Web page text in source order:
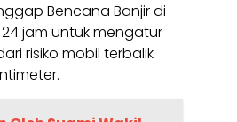
Bencana Banjir di
jam untuk mengatur
risiko mobil terbalik